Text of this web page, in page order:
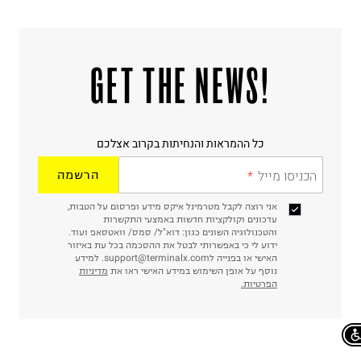
!GET THE NEWS
כל ההמראות והנחיתות בקרוב אצלכם
הכניסו מייל הרשמה
אני רוצה לקבל מטרמינל איקס מידע ופרסום על הטבות,
עדכונים וקולקציות חדשות באמצעי התקשרות
והטכנולוגיה השונים כגון: דוא"ל/ סמס/ וואטסאפ ועוד.
ידוע לי כי באפשרותי לבטל את ההסכמה בכל עת באיזור
האישי או בפנייה לsupport@terminalx.com. למידע
נוסף על אופן השימוש במידע האישי ראו את מדיניות
הפרטיות.